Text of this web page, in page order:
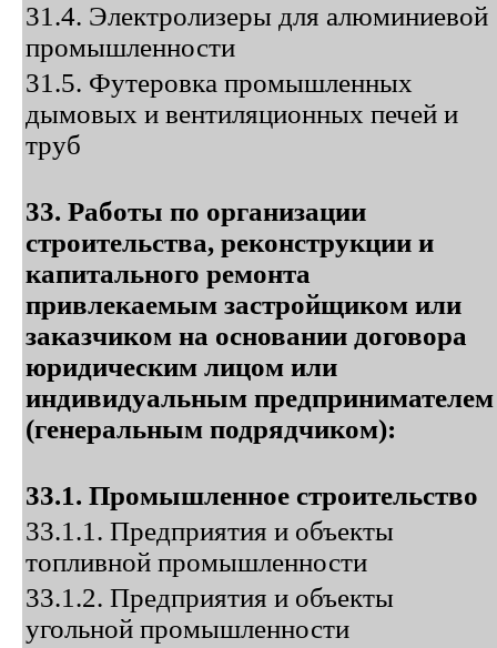
31.4. Электролизеры для алюминиевой
промышленности
31.5. Футеровка промышленных
дымовых и вентиляционных печей и
труб
33. Работы по организации
строительства, реконструкции и
капитального ремонта
привлекаемым застройщиком или
заказчиком на основании договора
юридическим лицом или
индивидуальным предпринимателем
(генеральным подрядчиком):
33.1. Промышленное строительство
33.1.1. Предприятия и объекты
топливной промышленности
33.1.2. Предприятия и объекты
угольной промышленности